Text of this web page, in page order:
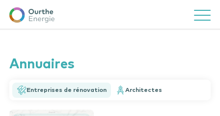
Ourthe
Energie Ouvrir/
Close
Un coup de pouce ?
Annuaires
Entreprises de rénovation Architectes